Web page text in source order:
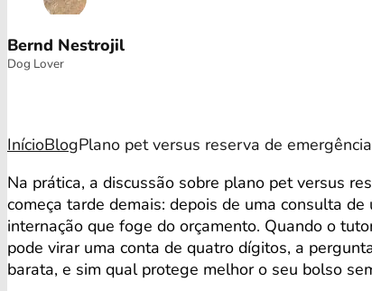
Bernd Nestrojil
Dog Lover
InícioBlogPlano pet versus reserva de emergência
Na prática, a discussão sobre plano pet versus
começa tarde demais: depois de uma consulta
internação que foge do orçamento. Quando o
pode virar uma conta de quatro dígitos, a
barata, e sim qual protege melhor o seu bolso